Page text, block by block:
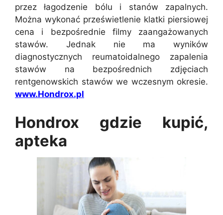
przez łagodzenie bólu i stanów zapalnych.
Można wykonać prześwietlenie klatki piersiowej
cena i bezpośrednie filmy zaangażowanych
stawów. Jednak nie ma wyników
diagnostycznych reumatoidalnego zapalenia
stawów na bezpośrednich zdjęciach
rentgenowskich stawów we wczesnym okresie.
www.Hondrox.pl
Hondrox gdzie kupić,
apteka